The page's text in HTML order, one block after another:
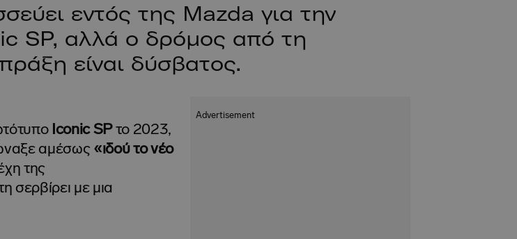
εντός της Mazda για την
SP, αλλά ο δρόμος από τη
είναι δύσβατος.
Iconic SPτο 2023,
αμέσως «ιδού το νέο
της
σερβίρει με μια